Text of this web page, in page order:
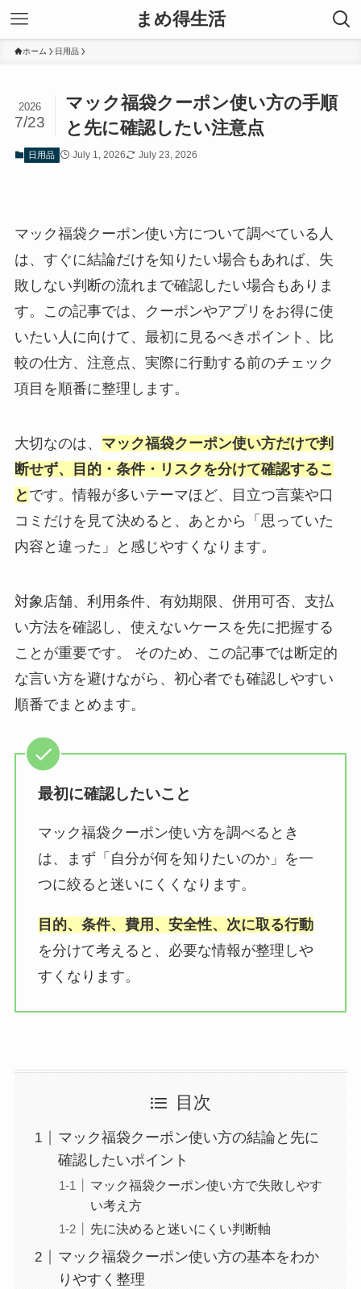
まめ得生活
ホーム 日用品
マック福袋クーポン使い方の手順
と先に確認したい注意点
2026
7/23
日用品 July 1, 2026 July 23, 2026
マック福袋クーポン使い方について調べている人
は、すぐに結論だけを知りたい場合もあれば、失
敗しない判断の流れまで確認したい場合もありま
す。この記事では、クーポンやアプリをお得に使
いたい人に向けて、最初に見るべきポイント、比
較の仕方、注意点、実際に行動する前のチェック
項目を順番に整理します。
大切なのは、 マック福袋クーポン使い方だけで判
断せず、目的・条件・リスクを分けて確認するこ
と です。情報が多いテーマほど、目立つ言葉や口
コミだけを見て決めると、あとから「思っていた
内容と違った」と感じやすくなります。
対象店舗、利用条件、有効期限、併用可否、支払
い方法を確認し、使えないケースを先に把握する
ことが重要です。 そのため、この記事では断定的
な言い方を避けながら、初心者でも確認しやすい
順番でまとめます。
最初に確認したいこと
マック福袋クーポン使い方を調べるとき
は、まず「自分が何を知りたいのか」を一
つに絞ると迷いにくくなります。
目的、条件、費用、安全性、次に取る行動
を分けて考えると、必要な情報が整理しや
すくなります。
目次
マック福袋クーポン使い方の結論と先に
確認したいポイント
マック福袋クーポン使い方で失敗しやす
い考え方
先に決めると迷いにくい判断軸
マック福袋クーポン使い方の基本をわか
りやすく整理